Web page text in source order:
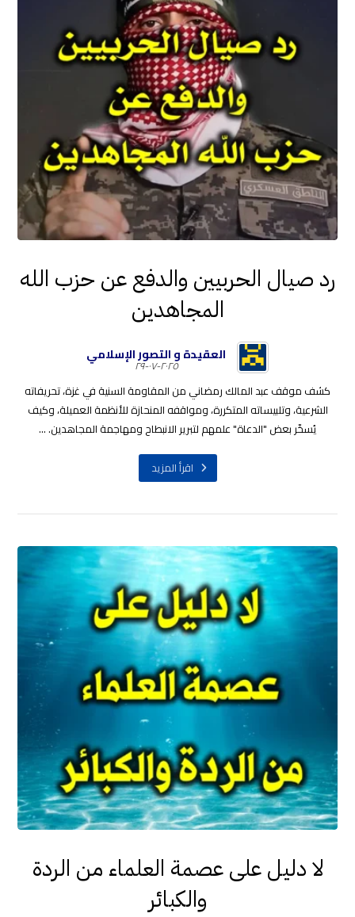
رد صيال الحربيين والدفع عن حزب الله
المجاهدين
العقيدة و التصور الإسلامي
٢٠٢٥-٠٧-٢٩
كشف موقف عبد المالك رمضاني من المقاومة السنية في غزة، تحريفاته
الشرعية، وتلبيساته المتكررة، ومواقفه المنحازة للأنظمة العميلة، وكيف
يُسخّر بعض "الدعاة" علمهم لتبرير الانبطاح ومهاجمة المجاهدين. ...
اقرأ المزيد
لا دليل على عصمة العلماء من الردة
والكبائر